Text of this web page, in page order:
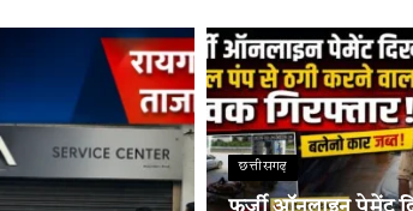
छत्तीसगढ़